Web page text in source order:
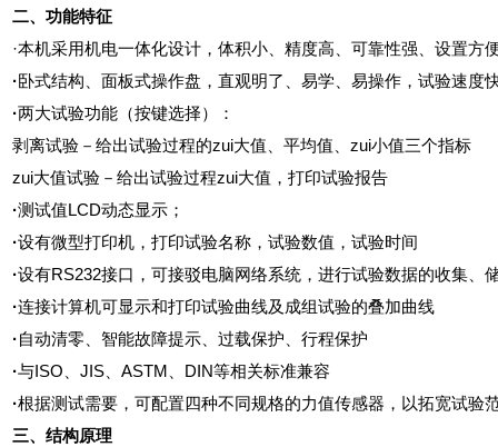
二、功能特征
·本机采用机电一体化设计，体积小、精度高、可靠性强、设置方
·卧式结构、面板式操作盘，直观明了、易学、易操作，试验速度
·两大试验功能（按键选择）：
剥离试验－给出试验过程的zui大值、平均值、zui小值三个指标
zui大值试验－给出试验过程zui大值，打印试验报告
·测试值LCD动态显示；
·设有微型打印机，打印试验名称，试验数值，试验时间
·设有RS232接口，可接驳电脑网络系统，进行试验数据的收集、
·连接计算机可显示和打印试验曲线及成组试验的叠加曲线
·自动清零、智能故障提示、过载保护、行程保护
·与 ISO、JIS、ASTM 、 DIN等相关标准兼容
·根据测试需要，可配置四种不同规格的力值传感器，以拓宽试验
三、结构原理